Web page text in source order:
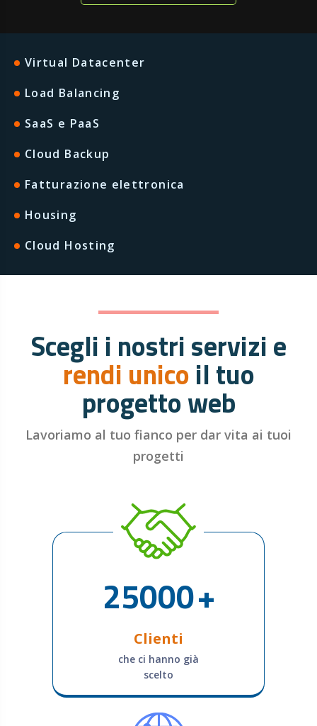
Virtual Datacenter
Load Balancing
SaaS e PaaS
Cloud Backup
Fatturazione elettronica
Housing
Cloud Hosting
Scegli i nostri servizi e
rendi unicoil tuo
progetto web
Lavoriamo al tuo fianco per dar vita ai tuoi
progetti
25000+
Clienti
che ci hanno già
scelto